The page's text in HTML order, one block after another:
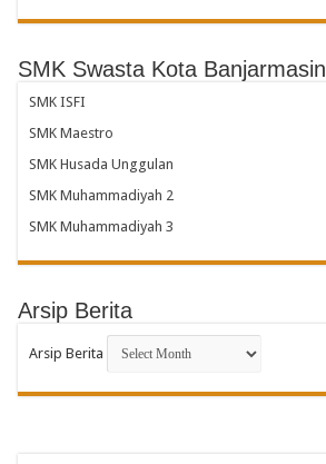
SMK Swasta Kota Banjarmasin
SMK ISFI
SMK Maestro
SMK Husada Unggulan
SMK Muhammadiyah 2
SMK Muhammadiyah 3
Arsip Berita
Arsip Berita